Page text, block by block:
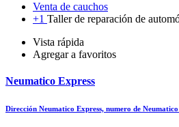
Venta de cauchos
+1 Taller de reparación de
Vista rápida
Agregar a favoritos
Neumatico Express
Dirección Neumatico Express, numero de